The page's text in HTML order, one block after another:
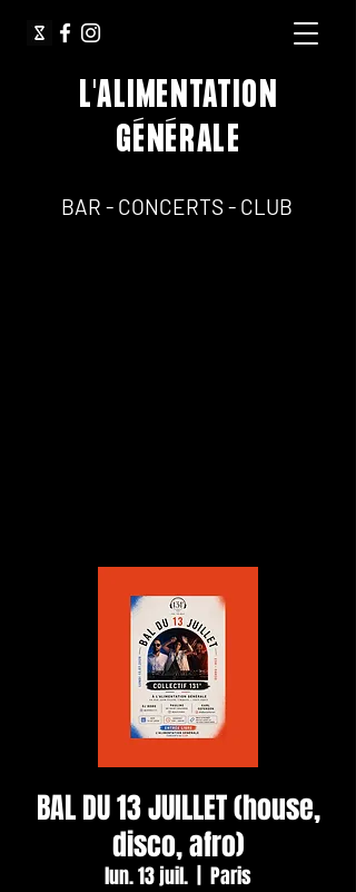
L'ALIMENTATION
GÉNÉRALE
BAR - CONCERTS - CLUB
BAL DU 13 JUILLET (house,
disco, afro)
lun. 13 juil. Paris